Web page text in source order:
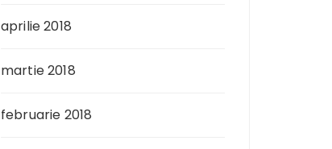
aprilie 2018
martie 2018
februarie 2018